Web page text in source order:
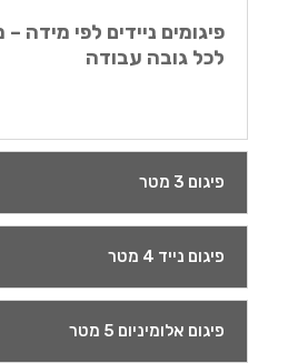
פיגומים ניידים לפי מידה
לכל גובה עבודה
פיגום 3 מטר
פיגום נייד 4 מטר
פיגום אלומיניום 5 מטר